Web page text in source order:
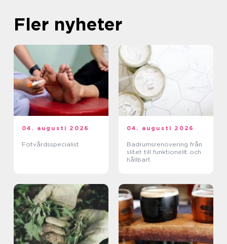
Fler nyheter
04. augusti 2026
Fotvårdsspecialist
04. augusti 2026
Badrumsrenovering från
slitet till funktionellt och
hållbart